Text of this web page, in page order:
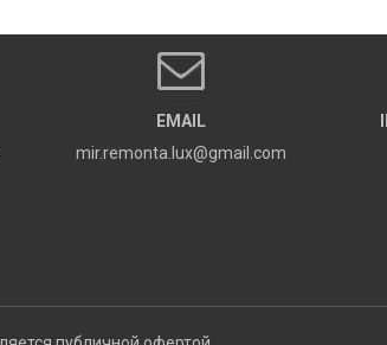
EMAIL
mir.remonta.lux@gmail.com